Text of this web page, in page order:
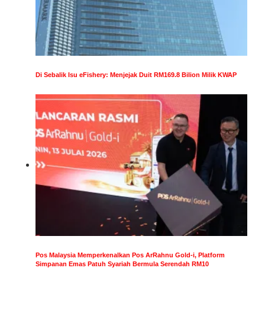
Di Sebalik Isu eFishery: Menjejak Duit RM169.8 Bilion Milik KWAP
Pos Malaysia Memperkenalkan Pos ArRahnu Gold-i, Platform
Simpanan Emas Patuh Syariah Bermula Serendah RM10